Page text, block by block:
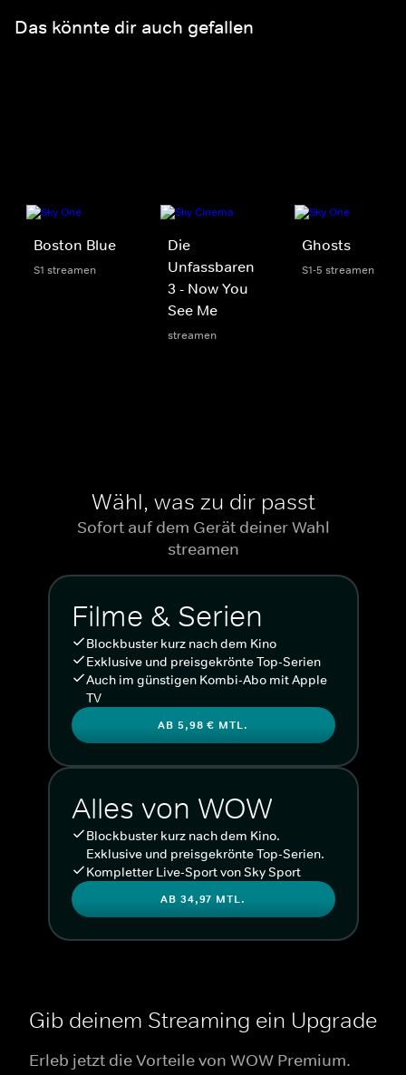
Das könnte dir auch gefallen
Boston Blue
S1 streamen
Die
Unfassbaren
3 - Now You
See Me
streamen
Ghosts
S1-5 streamen
Wähl, was zu dir passt
Sofort auf dem Gerät deiner Wahl
streamen
Filme & Serien
Blockbuster kurz nach dem Kino
Exklusive und preisgekrönte Top-Serien
Auch im günstigen Kombi-Abo mit Apple
TV
AB 5,98 € MTL.
Alles von WOW
Blockbuster kurz nach dem Kino.
Exklusive und preisgekrönte Top-Serien.
Kompletter Live-Sport von Sky Sport
AB 34,97 MTL.
Gib deinem Streaming ein Upgrade
Erleb jetzt die Vorteile von WOW Premium.